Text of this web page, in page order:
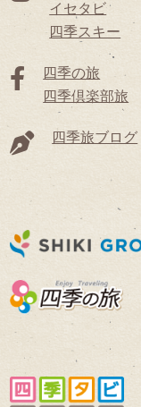
イセタビ
四季スキー
四季の旅
四季倶楽部旅
四季旅ブログ